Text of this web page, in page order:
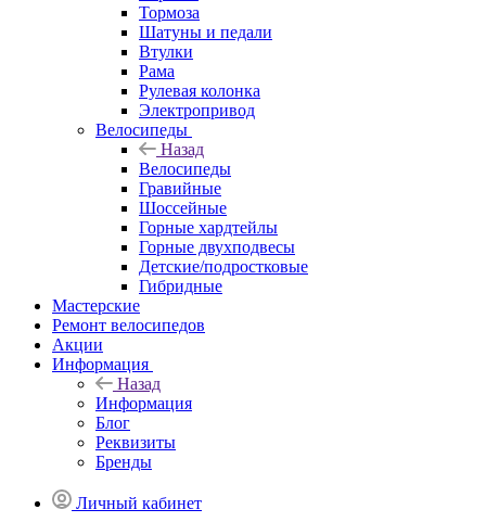
Тормоза
Шатуны и педали
Втулки
Рама
Рулевая колонка
Электропривод
Велосипеды
Назад
Велосипеды
Гравийные
Шоссейные
Горные хардтейлы
Горные двухподвесы
Детские/подростковые
Гибридные
Мастерские
Ремонт велосипедов
Акции
Информация
Назад
Информация
Блог
Реквизиты
Бренды
Личный кабинет